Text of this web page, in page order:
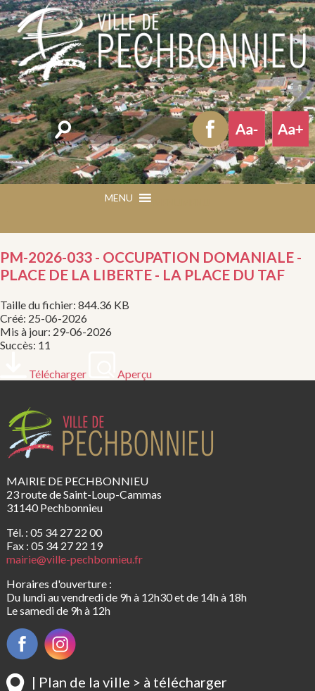
Rechercher
PM-2026-033 - OCCUPATION DOMANIALE -
PLACE DE LA LIBERTE - LA PLACE DU TAF
Taille du fichier: 844.36 KB
Créé: 25-06-2026
Mis à jour: 29-06-2026
Succès: 11
Télécharger Aperçu
MAIRIE DE PECHBONNIEU
23 route de Saint-Loup-Cammas
31140 Pechbonnieu
Tél. : 05 34 27 22 00
Fax : 05 34 27 22 19
mairie@ville-pechbonnieu.fr
Horaires d'ouverture :
Du lundi au vendredi de 9h à 12h30 et de 14h à 18h
Le samedi de 9h à 12h
| Plan de la ville > à télécharger